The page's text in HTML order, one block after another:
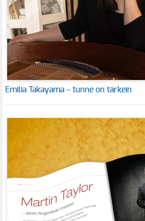
Emilia Takayama – tunne on tärkein